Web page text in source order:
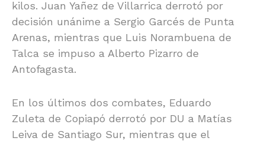
kilos. Juan Yañez de Villarrica derrotó por
decisión unánime a Sergio Garcés de Punta
Arenas, mientras que Luis Norambuena de
Talca se impuso a Alberto Pizarro de
Antofagasta.
En los últimos dos combates, Eduardo
Zuleta de Copiapó derrotó por DU a Matías
Leiva de Santiago Sur, mientras que el